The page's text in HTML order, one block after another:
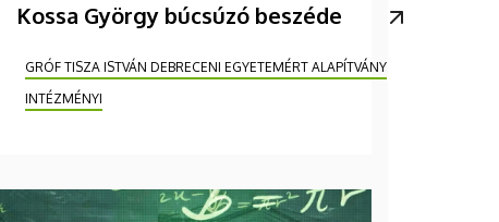
Kossa György búcsúzó beszéde
GRÓF TISZA ISTVÁN DEBRECENI EGYETEMÉRT ALAPÍTVÁNY
INTÉZMÉNYI